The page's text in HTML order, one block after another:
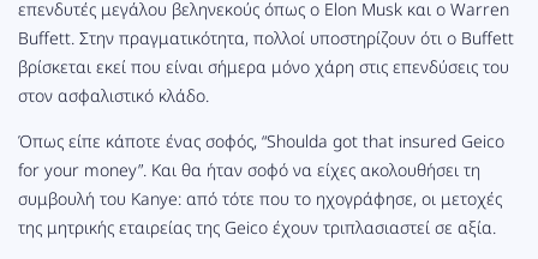
επενδυτές μεγάλου βεληνεκούς όπως ο Elon Musk και ο Warren
Buffett. Στην πραγματικότητα, πολλοί υποστηρίζουν ότι ο Buffett
βρίσκεται εκεί που είναι σήμερα μόνο χάρη στις επενδύσεις του
στον ασφαλιστικό κλάδο.
Όπως είπε κάποτε ένας σοφός, “Shoulda got that insured Geico
for your money”. Και θα ήταν σοφό να είχες ακολουθήσει τη
συμβουλή του Kanye: από τότε που το ηχογράφησε, οι μετοχές
της μητρικής εταιρείας της Geico έχουν τριπλασιαστεί σε αξία.